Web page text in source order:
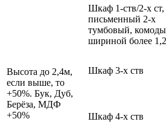
Высота до 2,4м,
если выше, то
+50%. Бук, Дуб,
Берёза, МДФ
+50%
Шкаф 1-ств/2-х ст,
письменный 2-х
тумбовый, комоды
шириной более
Шкаф 3-х ств
Шкаф 4-х ств